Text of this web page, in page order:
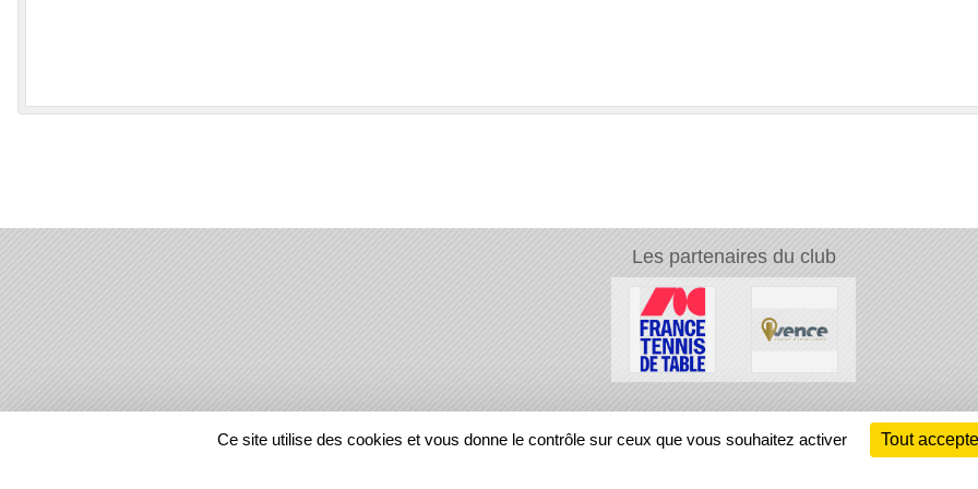
Les partenaires du club
REGIONS
Ce site utilise des cookies et vous donne le contrôle sur ceux que vous souhaitez activer Tout